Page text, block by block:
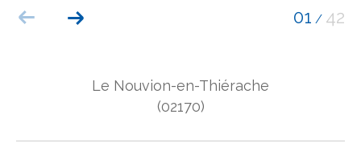
01 / 42
Le Nouvion-en-Thiérache
(02170)
Rechercher